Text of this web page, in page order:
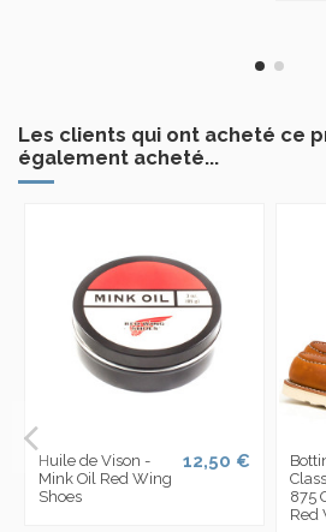
Les clients qui ont acheté ce
également acheté...
Huile de Vison -
Mink Oil Red Wing
Shoes
12,50 €
875
Red